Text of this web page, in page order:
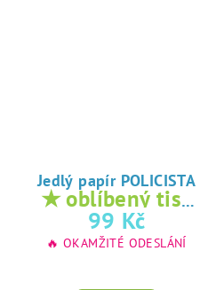
Jedlý papír POLICISTA
★ oblíbený tisk
na jedlý papír
99 Kč
🔥 OKAMŽITÉ ODESLÁNÍ